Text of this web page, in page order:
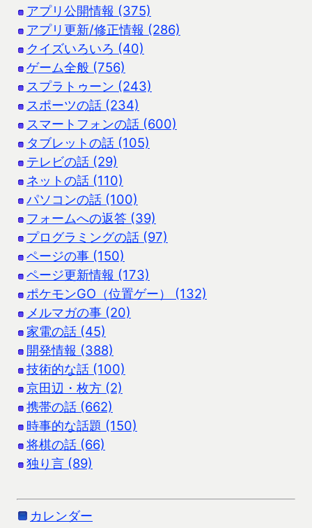
アプリ公開情報 (375)
アプリ更新/修正情報 (286)
クイズいろいろ (40)
ゲーム全般 (756)
スプラトゥーン (243)
スポーツの話 (234)
スマートフォンの話 (600)
タブレットの話 (105)
テレビの話 (29)
ネットの話 (110)
パソコンの話 (100)
フォームへの返答 (39)
プログラミングの話 (97)
ページの事 (150)
ページ更新情報 (173)
ポケモンGO（位置ゲー） (132)
メルマガの事 (20)
家電の話 (45)
開発情報 (388)
技術的な話 (100)
京田辺・枚方 (2)
携帯の話 (662)
時事的な話題 (150)
将棋の話 (66)
独り言 (89)
カレンダー